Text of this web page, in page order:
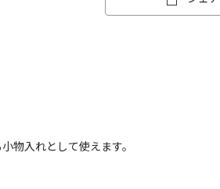
物入れとして使えます。